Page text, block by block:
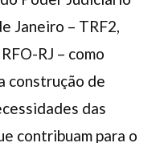
Janeiro – TRF2,
RJ – como
construção de
das
contribuam para o